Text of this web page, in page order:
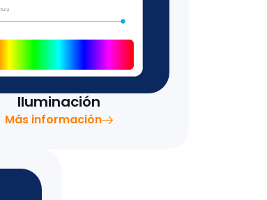
Iluminación
Más información